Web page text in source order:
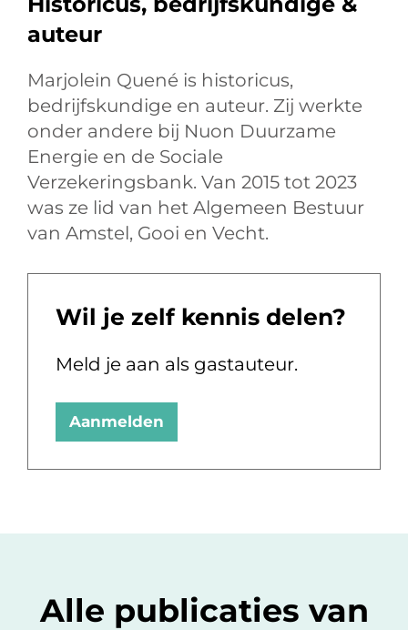
auteur
Marjolein Quené is historicus,
bedrijfskundige en auteur. Zij werkte
onder andere bij Nuon Duurzame
Energie en de Sociale
Verzekeringsbank. Van 2015 tot 2023
was ze lid van het Algemeen Bestuur
van Amstel, Gooi en Vecht.
Wil je zelf kennis delen?
Meld je aan als gastauteur.
Aanmelden
Alle publicaties van